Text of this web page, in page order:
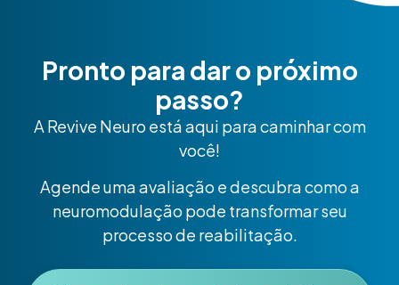
Pronto para dar o próximo
passo?
A Revive Neuro está aqui para caminhar com
você!
Agende uma avaliação e descubra como a
neuromodulação pode transformar seu
processo de reabilitação.